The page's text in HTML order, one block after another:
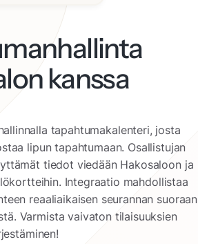
kanssa
tapahtumakalenteri, josta
lipun tapahtumaan. Osallistujan
tiedot viedään Hakosaloon ja
Integraatio mahdollistaa
reaaliaikaisen seurannan suoraan
Varmista vaivaton tilaisuuksien